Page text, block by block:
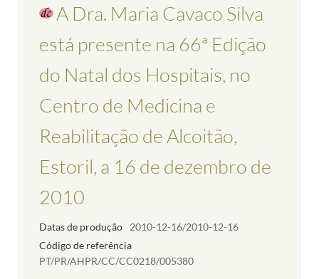
A Dra. Maria Cavaco Silva
está presente na 66ª Edição
do Natal dos Hospitais, no
Centro de Medicina e
Reabilitação de Alcoitão,
Estoril, a 16 de dezembro de
2010
Datas de produção
2010-12-16/2010-12-16
Código de referência
PT/PR/AHPR/CC/CC0218/005380